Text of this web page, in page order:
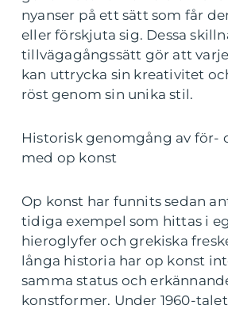
nyanser på ett sätt som får
eller förskjuta sig. Dessa
tillvägagångssätt gör att
kan uttrycka sin kreativitet
röst genom sin unika stil.
Historisk genomgång av för-
med op konst
Op konst har funnits sedan
tidiga exempel som hittas i
hieroglyfer och grekiska
långa historia har op konst
samma status och
konstformer. Under 1960-